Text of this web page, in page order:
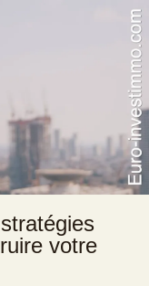
votre